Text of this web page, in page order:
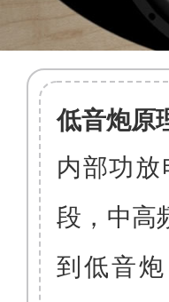
低音炮原
内部功
段，中高
到低音